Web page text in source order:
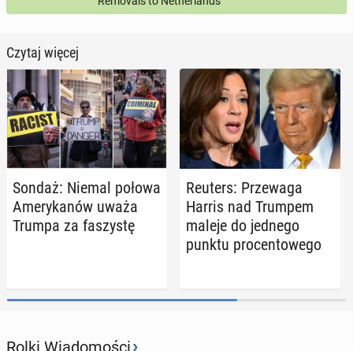
Czytaj więcej
Sondaż: Niemal połowa
Ame­ry­ka­nów uważa
Trumpa za fa­szy­stę
Reuters: Prze­wa­ga
Harris nad Trumpem
maleje do jednego
punktu pro­cen­to­we­go
Rolki Wiadomości›